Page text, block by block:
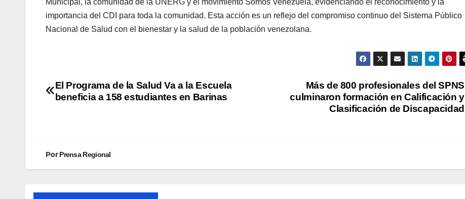
importancia del CDI para toda la comunidad. Esta acción es un reflejo del compromiso continuo del Sistema Público
Nacional de Salud con el bienestar y la salud de la población venezolana.
Más de 800 profesionales del SPNS
culminaron formación en Calificación y
Clasificación de Discapacidad
El Programa de la Salud Va a la Escuela
beneficia a 158 estudiantes en Barinas
PorPrensa Regional